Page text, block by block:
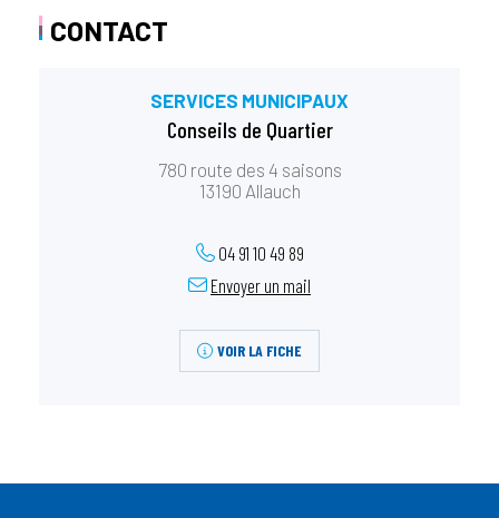
CONTACT
SERVICES MUNICIPAUX
Conseils de Quartier
780 route des 4 saisons
13190 Allauch
04 91 10 49 89
Envoyer un mail
VOIR LA FICHE